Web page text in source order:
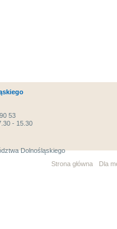
53
- 15.30
Dolnośląskiego
Strona główna
Dla